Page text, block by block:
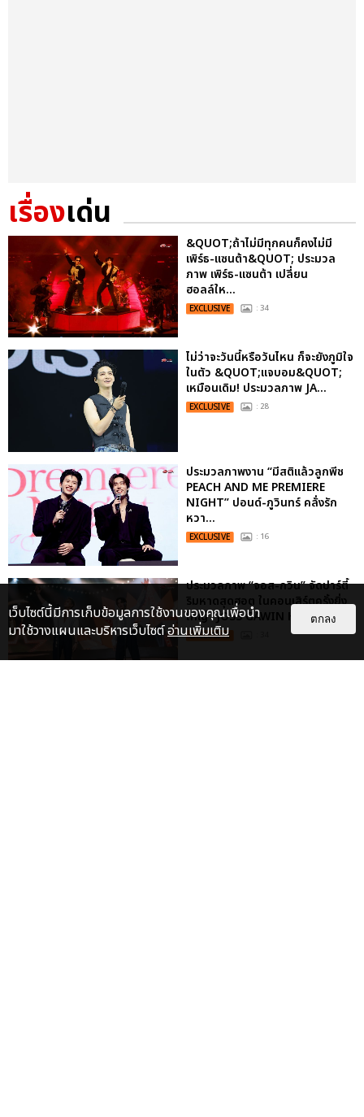
เรื่องเด่น
&QUOT;ถ้าไม่มีทุกคนก็คงไม่มี
เพิร์ธ-แซนต้า&QUOT; ประมวล
ภาพ เพิร์ธ-แซนต้า เปลี่ยน
ฮอลล์ให...
EXCLUSIVE : 34
ไม่ว่าจะวันนี้หรือวันไหน ก็จะยังภูมิใจ
ในตัว &QUOT;แจบอม&QUOT;
เหมือนเดิม! ประมวลภาพ JA...
EXCLUSIVE : 28
ประมวลภาพงาน “มีสติแล้วลูกพีช
PEACH AND ME PREMIERE
NIGHT” ปอนด์-ภูวินทร์ คลั่งรัก
หวา...
EXCLUSIVE : 16
ประมวลภาพ “จอส-กวิน” จัดปาร์ตี้
ริมหาดสุดฮอต ในคอนเสิร์ตครั้งยิ่ง
ใหญ่ “JOSS GAWIN HEAT ...
EXCLUSIVE
เว็บไซต์นี้มีการเก็บข้อมูลการใช้งานของคุณเพื่อนำ
มาใช้วางแผนและบริหารเว็บไซต์อ่านเพิ่มเติม
ตกลง